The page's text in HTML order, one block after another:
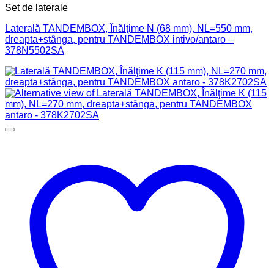
Set de laterale
Laterală TANDEMBOX, Înălţime N (68 mm), NL=550 mm,
dreapta+stânga, pentru TANDEMBOX intivo/antaro –
378N5502SA